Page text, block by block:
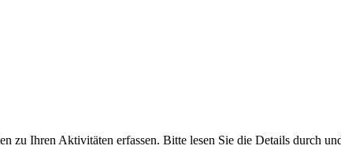
zu Ihren Aktivitäten erfassen. Bitte lesen Sie die Details durch